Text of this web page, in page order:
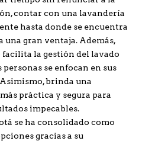
contar con una lavandería
hasta donde se encuentra
una gran ventaja. Además,
la gestión del lavado
se enfocan en sus
brinda una
práctica y segura para
impecables.
se ha consolidado como
gracias a su